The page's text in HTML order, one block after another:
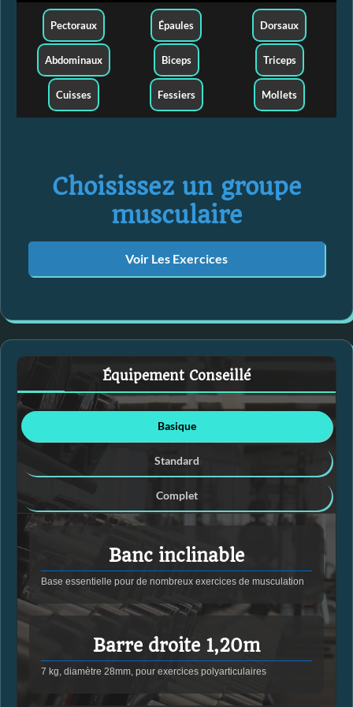
Pectoraux Épaules Dorsaux
Abdominaux Biceps Triceps
Cuisses Fessiers Mollets
Choisissez un groupe
musculaire
Voir Les Exercices
Équipement Conseillé
Basique
Standard
Complet
Banc inclinable
Base essentielle pour de nombreux exercices de musculation
Barre droite 1,20m
7 kg, diamètre 28mm, pour exercices polyarticulaires